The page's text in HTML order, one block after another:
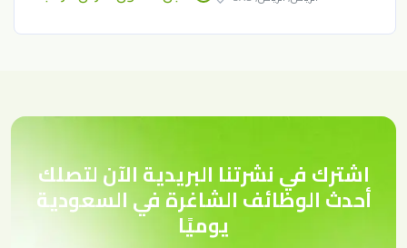
اشترك في نشرتنا البريدية الآن لتصلك
أحدث الوظائف الشاغرة في السعودية
يوميًا